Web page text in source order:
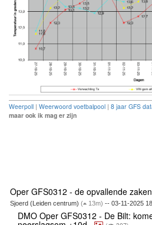
Weerpoll | Weerwoord voetbalpool | 8 jaar GFS
maar ook ik mag er zijn
Oper GFS0312 - de opvallende zaken
Sjoerd (Leiden centrum) ( 13m) -- 03-11-2025
DMO Oper GFS0312 - De Bilt: